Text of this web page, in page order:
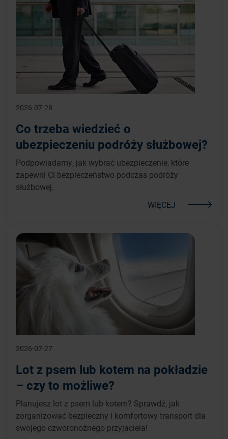
2026-07-28
Co trzeba wiedzieć o
ubezpieczeniu podróży służbowej?
Podpowiadamy, jak wybrać ubezpieczenie, które
zapewni Ci bezpieczeństwo podczas podróży
służbowej.
WIĘCEJ
2026-07-27
Lot z psem lub kotem na pokładzie
– czy to możliwe?
Planujesz lot z psem lub kotem? Sprawdź, jak
zorganizować bezpieczny i komfortowy transport dla
swojego czworonożnego przyjaciela!